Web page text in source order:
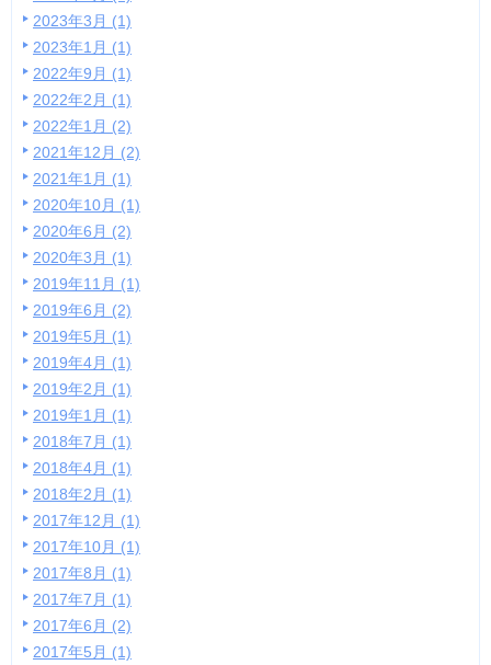
2023年3月 (1)
2023年1月 (1)
2022年9月 (1)
2022年2月 (1)
2022年1月 (2)
2021年12月 (2)
2021年1月 (1)
2020年10月 (1)
2020年6月 (2)
2020年3月 (1)
2019年11月 (1)
2019年6月 (2)
2019年5月 (1)
2019年4月 (1)
2019年2月 (1)
2019年1月 (1)
2018年7月 (1)
2018年4月 (1)
2018年2月 (1)
2017年12月 (1)
2017年10月 (1)
2017年8月 (1)
2017年7月 (1)
2017年6月 (2)
2017年5月 (1)